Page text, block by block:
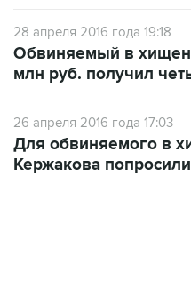
28 апреля 2016 года 19:18
Обвиняемый в
млн руб. получил
26 апреля 2016 года 17:03
Для обвиняемого в
Кержакова